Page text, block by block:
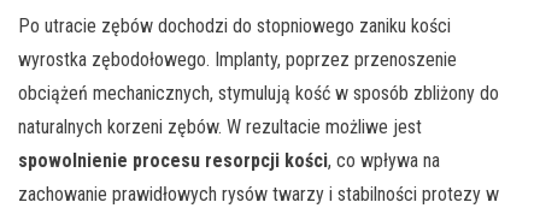
Po utracie zębów dochodzi do stopniowego zaniku kości
wyrostka zębodołowego. Implanty, poprzez przenoszenie
obciążeń mechanicznych, stymulują kość w sposób zbliżony do
naturalnych korzeni zębów. W rezultacie możliwe jest
spowolnienie procesu resorpcji kości, co wpływa na
zachowanie prawidłowych rysów twarzy i stabilności protezy w